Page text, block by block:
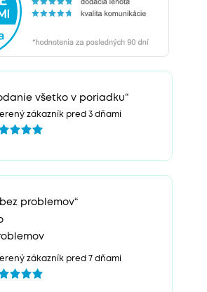
všetko v poriadku“
zákazník pred 3 dňami
problemov“
zákazník pred 7 dňami